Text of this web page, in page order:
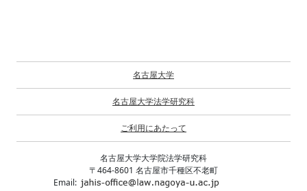
名古屋大学
名古屋大学法学研究科
ご利用にあたって
名古屋大学大学院法学研究科
〒464-8601 名古屋市千種区不老町
Email: